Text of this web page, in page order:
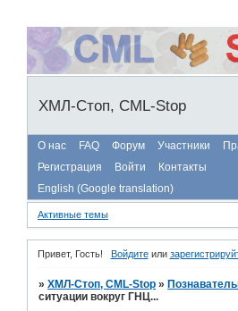
ХМЛ-Стоп, CML-Stop
О нас FAQ Форум Участники
Регистрация
Войти
Контакты
English (Google translation)
Активные темы
Привет, Гость! Войдитеили
»ХМЛ-Стоп, CML-Stop »
ситуации вокруг ГНЦ...